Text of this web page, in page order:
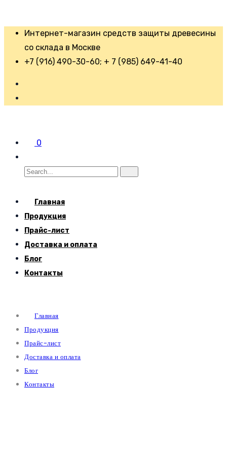
Интернет-магазин средств защиты древесины
со склада в Москве
+7 (916) 490-30-60; + 7 (985) 649-41-40
0
Главная
Продукция
Прайс-лист
Доставка и оплата
Блог
Контакты
Главная
Продукция
Прайс-лист
Доставка и оплата
Блог
Контакты